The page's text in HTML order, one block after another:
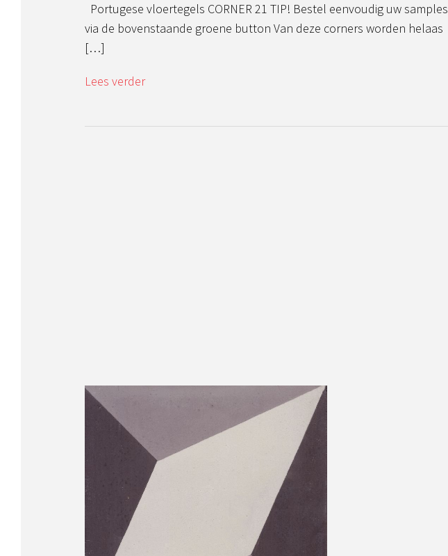
Portugese vloertegels CORNER 21 TIP! Bestel eenvoudig uw samples
via de bovenstaande groene button Van deze corners worden helaas
[…]
Lees verder